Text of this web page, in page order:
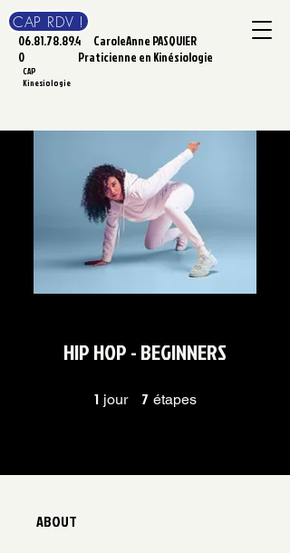
CAP RDV !
06.81.78.89.4
0
CaroleAnne PASQUIER
Praticienne en Kinésiologie
CAP
Kinesiologie
HIP HOP - BEGINNERS
1 jour 1 jour
7 étapes
ABOUT